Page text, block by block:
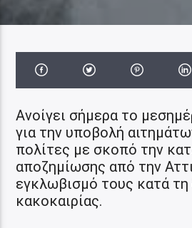
Ανοίγει σήμερα το
για την υποβολή
πολίτες με σκοπό την
αποζημίωσης από την
εγκλωβισμό τους κατά τη
κακοκαιρίας.